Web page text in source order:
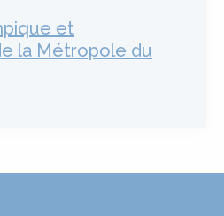
et
la Métropole du